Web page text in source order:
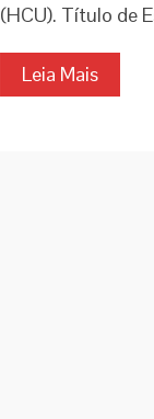
(HCU). Título de
Leia Mais